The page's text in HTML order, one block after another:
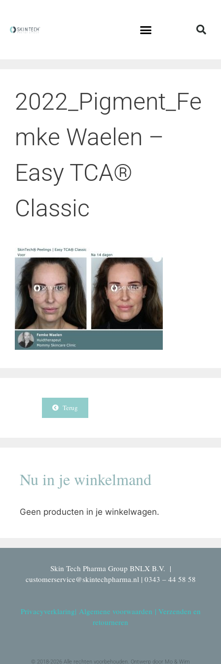
2022_Pigment_Fe
mke Waelen –
Easy TCA®
Classic
Terug
Nu in je winkelmand
Geen producten in je winkelwagen.
Skin Tech Pharma Group BNLX B.V. |
customerservice@skintechpharma.nl | 0343 – 44 58 58
Privacyverklaring| Algemene voorwaarden | Verzenden en
retourneren
© 2018-2026 Alle rechten voorbehouden. Ontwerp door Mo & Wim